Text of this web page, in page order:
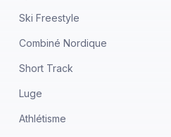
Ski Freestyle
Combiné Nordique
Short Track
Luge
Athlétisme